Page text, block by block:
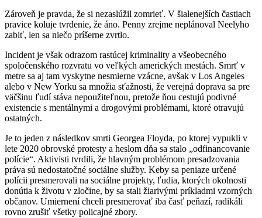
Zároveň je pravda, že si nezaslúžil zomrieť. V šialenejších častiach
pravice koluje tvrdenie, že áno. Penny zrejme neplánoval Neelyho
zabiť, len sa niečo príšerne zvrtlo.
Incident je však odrazom rastúcej kriminality a všeobecného
spoločenského rozvratu vo veľkých amerických mestách. Smrť v
metre sa aj tam vyskytne nesmierne vzácne, avšak v Los Angeles
alebo v New Yorku sa množia sťažnosti, že verejná doprava sa pre
väčšinu ľudí stáva nepoužiteľnou, pretože ňou cestujú podivné
existencie s mentálnymi a drogovými problémami, ktoré otravujú
ostatných.
Je to jeden z následkov smrti Georgea Floyda, po ktorej vypukli v
lete 2020 obrovské protesty a heslom dňa sa stalo „odfinancovanie
polície“. Aktivisti tvrdili, že hlavným problémom presadzovania
práva sú nedostatočné sociálne služby. Keby sa peniaze určené
polícii presmerovali na sociálne projekty, ľudia, ktorých okolnosti
donútia k životu v zločine, by sa stali žiarivými príkladmi vzorných
občanov. Umiernení chceli presmerovať iba časť peňazí, radikáli
rovno zrušiť všetky policajné zbory.